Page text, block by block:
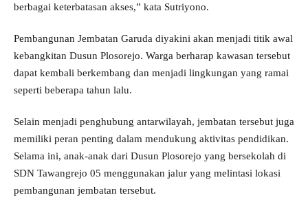
berbagai keterbatasan akses,” kata Sutriyono.
Pembangunan Jembatan Garuda diyakini akan menjadi titik awal
kebangkitan Dusun Plosorejo. Warga berharap kawasan tersebut
dapat kembali berkembang dan menjadi lingkungan yang ramai
seperti beberapa tahun lalu.
Selain menjadi penghubung antarwilayah, jembatan tersebut juga
memiliki peran penting dalam mendukung aktivitas pendidikan.
Selama ini, anak-anak dari Dusun Plosorejo yang bersekolah di
SDN Tawangrejo 05 menggunakan jalur yang melintasi lokasi
pembangunan jembatan tersebut.